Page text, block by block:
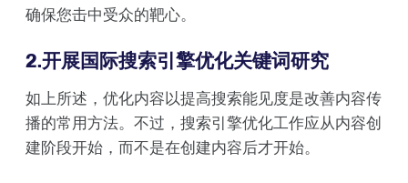
确保您击中受众的靶心。
2.开展国际搜索引擎优化关键词研究
如上所述，优化内容以提高搜索能见度是改善内容传
播的常用方法。不过，搜索引擎优化工作应从内容创
建阶段开始，而不是在创建内容后才开始。